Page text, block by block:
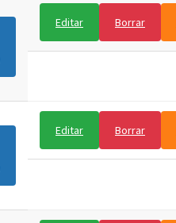
Editar Borrar
Editar Borrar